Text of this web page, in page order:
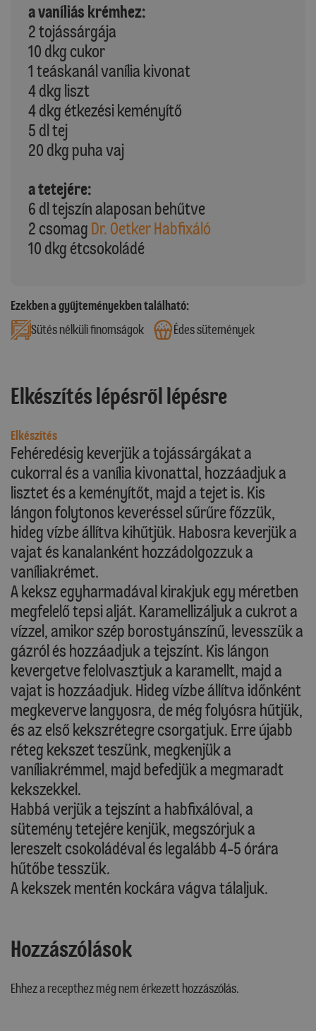
a vaníliás krémhez:
2 tojássárgája
10 dkg cukor
1 teáskanál vanília kivonat
4 dkg liszt
4 dkg étkezési keményítő
5 dl tej
20 dkg puha vaj
a tetejére:
6 dl tejszín alaposan behűtve
2 csomag Dr. Oetker Habfixáló
10 dkg étcsokoládé
Ezekben a gyűjteményekben található:
Sütés nélküli finomságok
Édes sütemények
Elkészítés lépésről lépésre
Elkészítés
Fehéredésig keverjük a tojássárgákat a
cukorral és a vanília kivonattal, hozzáadjuk a
lisztet és a keményítőt, majd a tejet is. Kis
lángon folytonos keveréssel sűrűre főzzük,
hideg vízbe állítva kihűtjük. Habosra keverjük a
vajat és kanalanként hozzádolgozzuk a
vaníliakrémet.
A keksz egyharmadával kirakjuk egy méretben
megfelelő tepsi alját. Karamellizáljuk a cukrot a
vízzel, amikor szép borostyánszínű, levesszük a
gázról és hozzáadjuk a tejszínt. Kis lángon
kevergetve felolvasztjuk a karamellt, majd a
vajat is hozzáadjuk. Hideg vízbe állítva időnként
megkeverve langyosra, de még folyósra hűtjük,
és az első kekszrétegre csorgatjuk. Erre újabb
réteg kekszet teszünk, megkenjük a
vaníliakrémmel, majd befedjük a megmaradt
kekszekkel.
Habbá verjük a tejszínt a habfixálóval, a
sütemény tetejére kenjük, megszórjuk a
lereszelt csokoládéval és legalább 4-5 órára
hűtőbe tesszük.
A kekszek mentén kockára vágva tálaljuk.
Hozzászólások
Ehhez a recepthez még nem érkezett hozzászólás.